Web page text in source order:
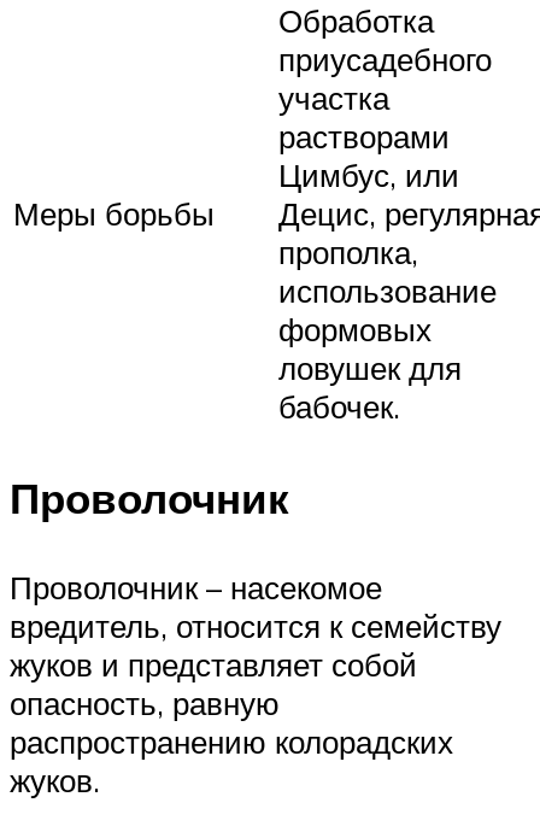
Меры борьбы
Обработка
приусадебного
участка
растворами
Цимбус, или
Децис,
прополка,
использование
формовых
ловушек для
бабочек.
Проволочник
Проволочник – насекомое
вредитель, относится к семейству
жуков и представляет собой
опасность, равную
распространению колорадских
жуков.